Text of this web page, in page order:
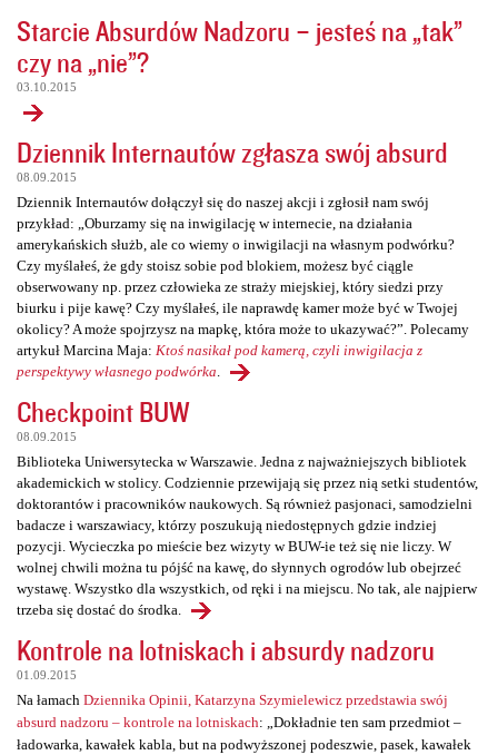
Starcie Absurdów Nadzoru – jesteś na „tak”
czy na „nie”?
03.10.2015
Dziennik Internautów zgłasza swój absurd
08.09.2015
Dziennik Internautów dołączył się do naszej akcji i zgłosił nam swój
przykład: „Oburzamy się na inwigilację w internecie, na działania
amerykańskich służb, ale co wiemy o inwigilacji na własnym podwórku?
Czy myślałeś, że gdy stoisz sobie pod blokiem, możesz być ciągle
obserwowany np. przez człowieka ze straży miejskiej, który siedzi przy
biurku i pije kawę? Czy myślałeś, ile naprawdę kamer może być w Twojej
okolicy? A może spojrzysz na mapkę, która może to ukazywać?”. Polecamy
artykuł Marcina Maja: Ktoś nasikał pod kamerą, czyli inwigilacja z
perspektywy własnego podwórka
Checkpoint BUW
08.09.2015
Biblioteka Uniwersytecka w Warszawie. Jedna z najważniejszych bibliotek
akademickich w stolicy. Codziennie przewijają się przez nią setki studentów,
doktorantów i pracowników naukowych. Są również pasjonaci, samodzielni
badacze i warszawiacy, którzy poszukują niedostępnych gdzie indziej
pozycji. Wycieczka po mieście bez wizyty w BUW-ie też się nie liczy. W
wolnej chwili można tu pójść na kawę, do słynnych ogrodów lub obejrzeć
wystawę. Wszystko dla wszystkich, od ręki i na miejscu. No tak, ale najpierw
trzeba się dostać do środka.
Kontrole na lotniskach i absurdy nadzoru
01.09.2015
Na łamach Dziennika Opinii, Katarzyna Szymielewicz przedstawia swój
absurd nadzoru – kontrole na lotniskach: „Dokładnie ten sam przedmiot –
ładowarka, kawałek kabla, but na podwyższonej podeszwie, pasek, kawałek